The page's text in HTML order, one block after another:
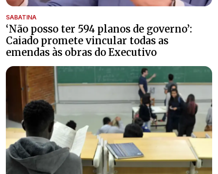
SABATINA
‘Não posso ter 594 planos de governo’:
Caiado promete vincular todas as
emendas às obras do Executivo